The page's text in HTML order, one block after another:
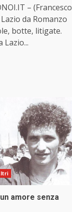
– (Francesco
da Romanzo
botte, litigate.
Lazio...
amore senza